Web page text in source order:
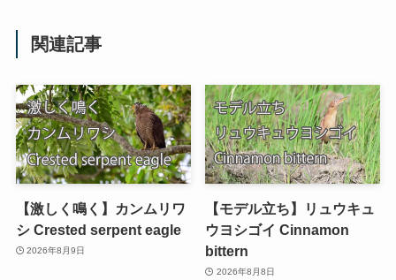
関連記事
【激しく鳴く】カンムリワ
シ Crested serpent eagle
2026年8月9日
【モデル立ち】リュウキュ
ウヨシゴイ Cinnamon
bittern
2026年8月8日